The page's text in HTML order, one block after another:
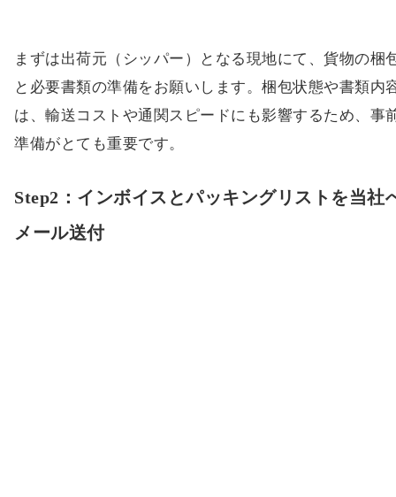
まずは出荷元（シッパー）となる現地にて、貨物の梱
と必要書類の準備をお願いします。梱包状態や書類内
は、輸送コストや通関スピードにも影響するため、事
準備がとても重要です。
Step2：インボイスとパッキングリストを当社
メール送付